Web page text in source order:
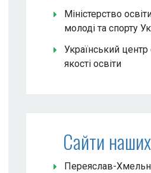
Міністерство
молоді та спорту
Український
якості освіти
Сайти
Переяслав-